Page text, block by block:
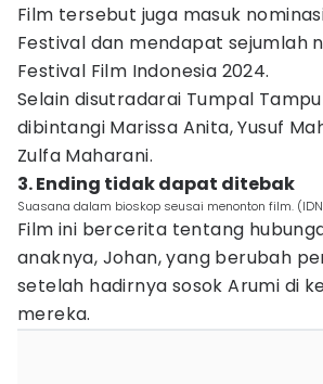
Film tersebut juga masuk
Festival dan mendapat sejumlah
Festival Film Indonesia 2024.
Selain disutradarai Tumpal
dibintangi Marissa Anita, Yusuf
Zulfa Maharani.
3. Ending tidak dapat ditebak
Suasana dalam bioskop seusai menonton film.
Film ini bercerita tentang
anaknya, Johan, yang berubah
setelah hadirnya sosok Arumi di
mereka.